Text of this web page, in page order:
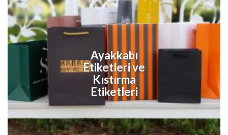
Ayakkabı
Etiketleri ve
Kıstırma
Etiketleri